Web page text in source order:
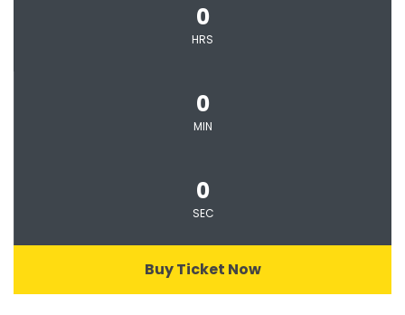
0
HRS
0
MIN
0
SEC
Buy Ticket Now